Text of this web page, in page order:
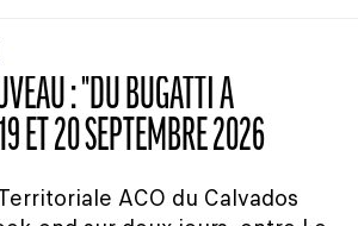
: "DU BUGATTI À
ET 20 SEPTEMBRE 2026
ACO du Calvados